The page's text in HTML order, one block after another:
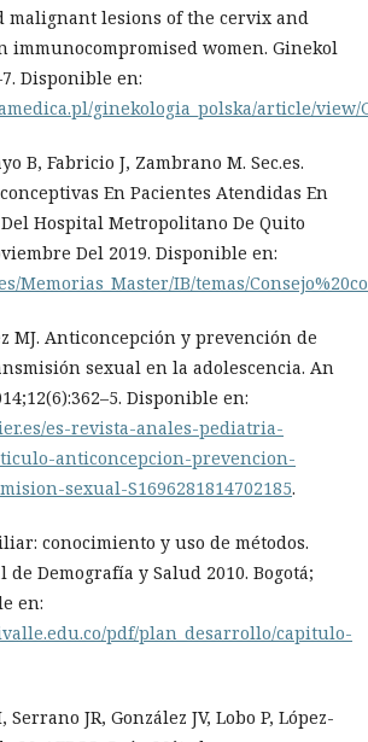
malignant lesions of the cervix and
immunocompromised women. Ginekol
Disponible en:
ginekologia_polska/article/view/
B, Fabricio J, Zambrano M. Sec.es.
En Pacientes Atendidas En
Hospital Metropolitano De Quito
Del 2019. Disponible en:
Memorias_Master/IB/temas/
MJ. Anticoncepción y prevención de
sexual en la adolescencia. An
Disponible en:
es-revista-anales-pediatria-
anticoncepcion-prevencion-
sexual-S1696281814702185.
conocimiento y uso de métodos.
de Demografía y Salud 2010. Bogotá;
en:
pdf/plan_desarrollo/capitulo-
Serrano JR, González JV, Lobo P, López-